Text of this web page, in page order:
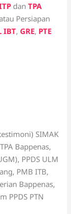
danTPA
Persiapan
IBT, GRE, PTE
SIMAK
Bappenas,
PPDS ULM
PMB ITB,
Bappenas,
PPDS PTN